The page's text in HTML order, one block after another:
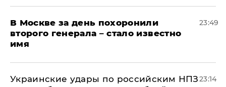
В Москве за день похоронили
второго генерала – стало известно
имя
23:49
Украинские удары по российским НПЗ23:14